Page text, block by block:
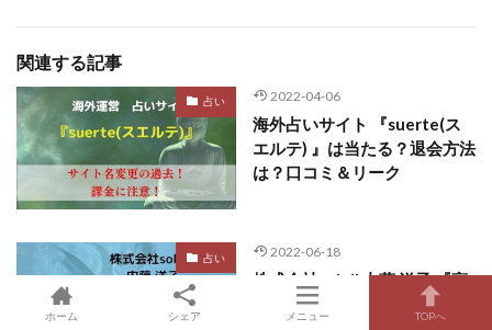
関連する記事
占い 2022-04-06
海外占いサイト 『suerte(ス
エルテ) 』は当たる？退会方法
は？口コミ＆リーク
占い 2022-06-18
株式会社soleil 内藤 洋子 『高
波動・修正占術』の占いは当
ホーム シェア メニュー TOPへ